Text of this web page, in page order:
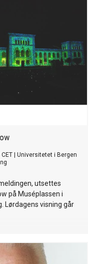
Universitetet i Bergen
utsettes
på Muséplassen i
Lørdagens visning går